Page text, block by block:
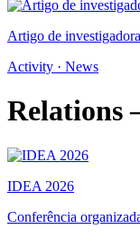
Artigo de
Activity · News
Relations
IDEA 2026
Conferência